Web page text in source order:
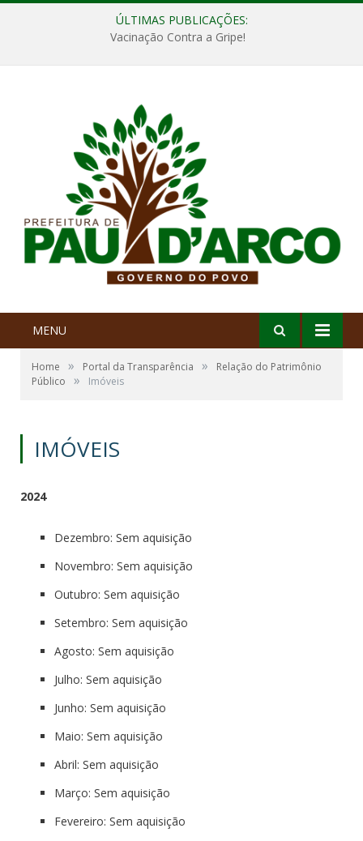
ÚLTIMAS PUBLICAÇÕES:
Vacinação Contra a Gripe!
MENU
Home » Portal da Transparência »
Relação do Patrimônio
Público
» Imóveis
IMÓVEIS
2024
Dezembro: Sem aquisição
Novembro: Sem aquisição
Outubro: Sem aquisição
Setembro: Sem aquisição
Agosto: Sem aquisição
Julho: Sem aquisição
Junho: Sem aquisição
Maio: Sem aquisição
Abril: Sem aquisição
Março: Sem aquisição
Fevereiro: Sem aquisição